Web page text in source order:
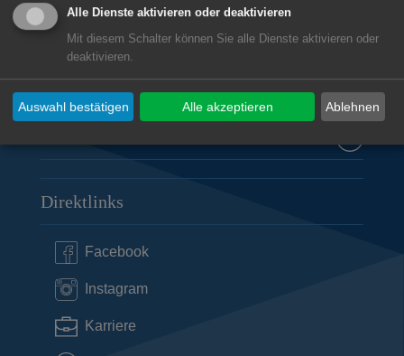
Marktplatz 30
73430 Aalen
07361 52-1207
chancengleichheit@aalen.de
Direktlinks
Facebook
Instagram
Karriere
Alle Dienste aktivieren oder deaktivieren
Mit diesem Schalter können Sie alle Dienste aktivieren oder
deaktivieren.
Ablehnen
Auswahl bestätigen Alle akzeptieren